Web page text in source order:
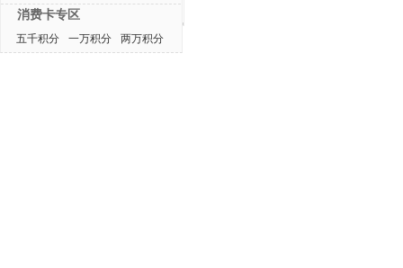
消费卡专区
五千积分 一万积分 两万积分
最近浏览产品